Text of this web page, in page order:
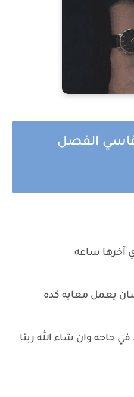
الفصل
آخرها ساعه
يعمل معايه كده
حاجه وان شاء الله ربنا